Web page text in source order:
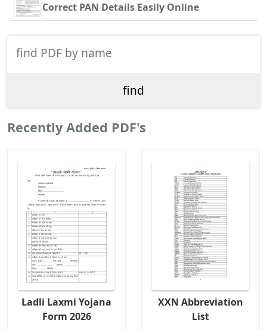
Correct PAN Details Easily Online
Recently Added PDF's
Ladli Laxmi Yojana
Form 2026
XXN Abbreviation
List